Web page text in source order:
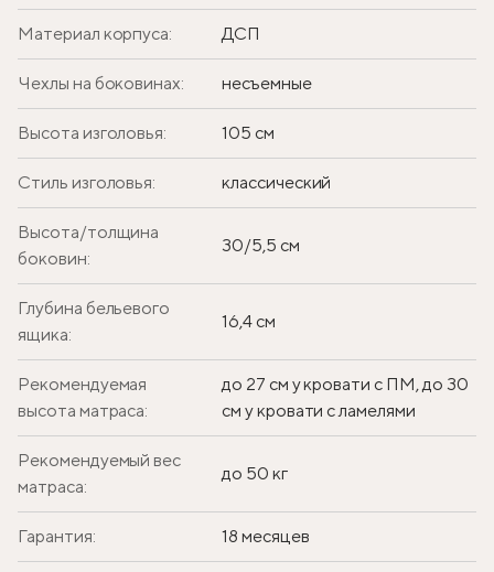
Материал корпуса: ДСП
Чехлы на боковинах: несъемные
Высота изголовья: 105 см
Стиль изголовья: классический
Высота/толщина
боковин:
30/5,5 см
Глубина бельевого
ящика:
16,4 см
Рекомендуемая
высота матраса:
до 27 см у кровати с ПМ, до 30
см у кровати с ламелями
Рекомендуемый вес
матраса:
до 50 кг
Гарантия: 18 месяцев